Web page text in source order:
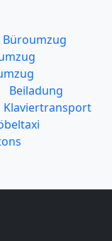
Büroumzug
Beiladung
Klaviertransport